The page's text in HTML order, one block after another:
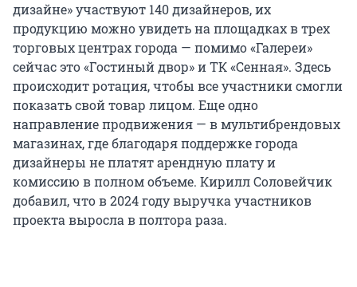
дизайне» участвуют 140 дизайнеров, их
продукцию можно увидеть на площадках в трех
торговых центрах города — помимо «Галереи»
сейчас это «Гостиный двор» и ТК «Сенная». Здесь
происходит ротация, чтобы все участники смогли
показать свой товар лицом. Еще одно
направление продвижения — в мультибрендовых
магазинах, где благодаря поддержке города
дизайнеры не платят арендную плату и
комиссию в полном объеме. Кирилл Соловейчик
добавил, что в 2024 году выручка участников
проекта выросла в полтора раза.